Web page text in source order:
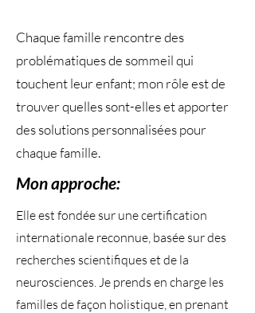
Chaque famille rencontre des
problématiques de sommeil qui
touchent leur enfant; mon rôle est de
trouver quelles sont-elles et apporter
des solutions personnalisées pour
chaque famille.
Mon approche:
Elle est fondée sur une certification
internationale reconnue, basée sur des
recherches scientifiques et de la
neurosciences. Je prends en charge les
familles de façon holistique, en prenant